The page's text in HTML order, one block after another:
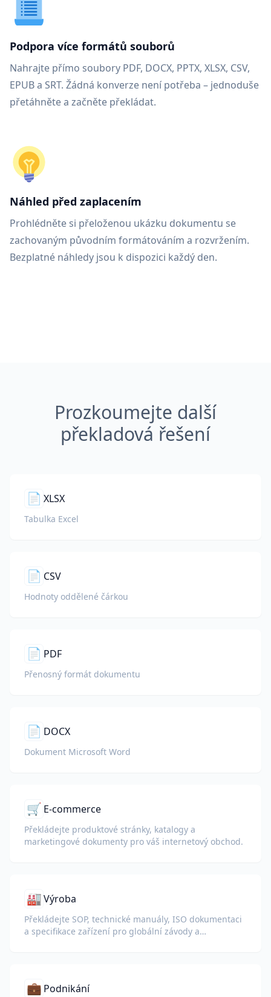
Podpora více formátů souborů
Nahrajte přímo soubory PDF, DOCX, PPTX, XLSX, CSV,
EPUB a SRT. Žádná konverze není potřeba – jednoduše
přetáhněte a začněte překládat.
Náhled před zaplacením
Prohlédněte si přeloženou ukázku dokumentu se
zachovaným původním formátováním a rozvržením.
Bezplatné náhledy jsou k dispozici každý den.
Prozkoumejte další
překladová řešení
📄 XLSX
Tabulka Excel
📄 CSV
Hodnoty oddělené čárkou
📄 PDF
Přenosný formát dokumentu
📄 DOCX
Dokument Microsoft Word
🛒 E-commerce
Překládejte produktové stránky, katalogy a
marketingové dokumenty pro váš internetový obchod.
🏭Výroba
Překládejte SOP, technické manuály, ISO dokumentaci
a specifikace zařízení pro globální závody a
💼 Podnikání